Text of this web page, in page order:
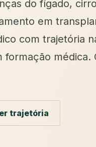
do fígado,
em
com trajetória
formação médica.
trajetória